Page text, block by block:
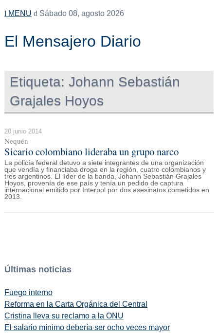
MENU Sábado 08, agosto 2026
El Mensajero Diario
Etiqueta: Johann Sebastián
Grajales Hoyos
20 junio 2014
Nequén
Sicario colombiano lideraba un grupo narco
La policía federal detuvo a siete integrantes de una organización
que vendía y financiaba droga en la región, cuatro colombianos y
tres argentinos. El líder de la banda, Johann Sebastián Grajales
Hoyos, provenía de ese país y tenía un pedido de captura
internacional emitido por Interpol por dos asesinatos cometidos en
2013.
Últimas noticias
Fuego interno
Reforma en la Carta Orgánica del Central
Cristina lleva su reclamo a la ONU
El salario mínimo debería ser ocho veces mayor